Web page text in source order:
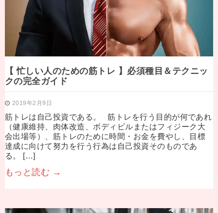
【 忙しい人のための筋トレ 】必須種目＆テクニッ
クの完全ガイド
2019年2月9日
筋トレは自己投資である。 筋トレを行う目的が何であれ
（健康維持、肉体改造、ボディビルまたはフィジーク大
会出場等）、筋トレのために時間・お金を費やし、目標
達成に向けて努力を行う行為は自己投資そのものであ
る。 […]
もっと読む →